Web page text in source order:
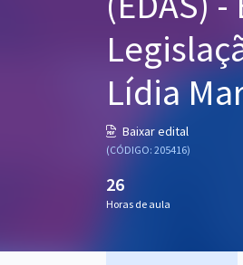
Questões grátis
Lídia
Baixar edital
(CÓDIGO: 205416)
26
Horas de aula